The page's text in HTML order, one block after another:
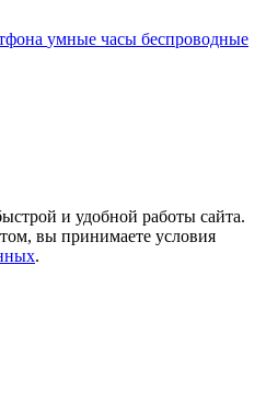
умные часы беспроводные
и удобной работы сайта.
вы принимаете условия
.